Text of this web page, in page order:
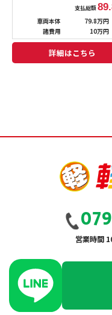
支払総額
車両本体
79.8万円
諸費用
10万円
詳細はこちら
営業時間